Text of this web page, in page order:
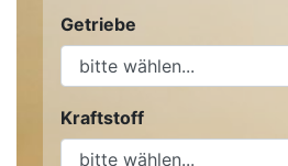
Getriebe
Kraftstoff